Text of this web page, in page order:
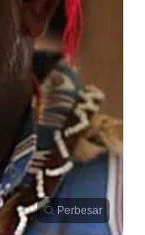
Perbesar